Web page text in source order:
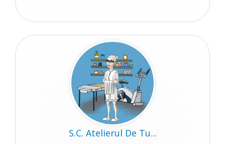
S.C. Atelierul De Tu...